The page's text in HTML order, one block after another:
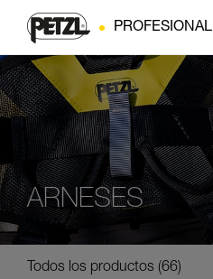
PROFESIONAL
ARNESES
Todos los productos 66